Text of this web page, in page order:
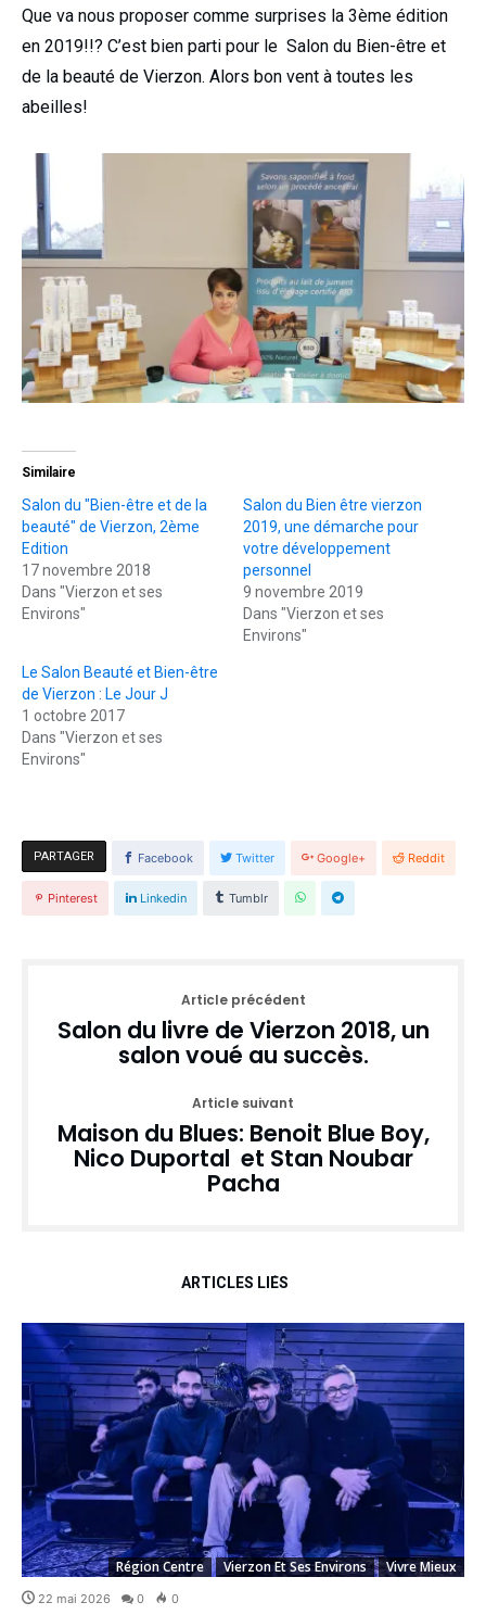
Que va nous proposer comme surprises la 3ème édition
en 2019!!? C’est bien parti pour le Salon du Bien-être et
de la beauté de Vierzon. Alors bon vent à toutes les
abeilles!
Similaire
Salon du "Bien-être et de la
beauté" de Vierzon, 2ème
Edition
17 novembre 2018
Dans "Vierzon et ses
Environs"
Salon du Bien être vierzon
2019, une démarche pour
votre développement
personnel
9 novembre 2019
Dans "Vierzon et ses
Environs"
Le Salon Beauté et Bien-être
de Vierzon : Le Jour J
1 octobre 2017
Dans "Vierzon et ses
Environs"
PARTAGER Facebook Twitter Google+ Reddit
Pinterest Linkedin Tumblr
Article précédent
Salon du livre de Vierzon 2018, un
salon voué au succès.
Article suivant
Maison du Blues: Benoit Blue Boy,
Nico Duportal et Stan Noubar
Pacha
ARTICLES LIÉS
Région Centre Vierzon Et Ses Environs Vivre Mieux
22 mai 2026 0 0